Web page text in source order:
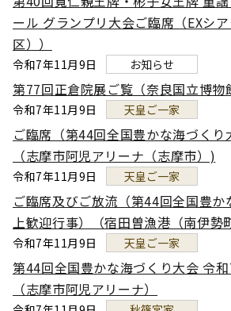
ール グランプリ大会ご臨席（EXシ
区））
令和7年11月9日 お知らせ
第77回正倉院展ご覧（奈良国立博物
令和7年11月9日 天皇ご一家
ご臨席（第44回全国豊かな海づくり
（志摩市阿児アリーナ（志摩市）)
令和7年11月9日 天皇ご一家
ご臨席及びご放流（第44回全国豊か
上歓迎行事）（宿田曽漁港（南伊勢
令和7年11月9日 天皇ご一家
第44回全国豊かな海づくり大会 令和
（志摩市阿児アリーナ）